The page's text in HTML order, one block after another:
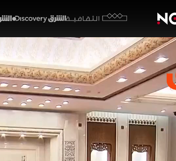
الثقافية
قمة روسية
مضيق هرمز
49:41 أخبار
أخبار الشرق
عشرون اتفاقية جديدة
قانون الغاب والدعوة
تحركات باكستانية